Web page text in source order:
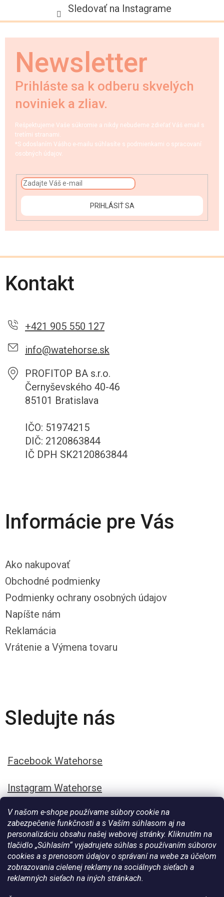
V našom e-shope používame súbory cookie na
zabezpečenie funkčnosti a s Vaším súhlasom aj na
personalizáciu obsahu našej webovej stránky. Kliknutím na
tlačidlo „Súhlasím“ vyjadrujete súhlas s používaním súborov
cookies a s prenosom údajov o správaní na webe za účelom
zobrazovania cielenej reklamy na sociálnych sieťach a
reklamných sieťach na iných stránkach.
Sledovať na Instagrame
Newsletter
Prihláste sa k odberu skvelých
noviniek a zliav.
Rešpektujeme Vaše súkromie a nikdy nebudeme zdieľať Váš email s
tretími stranami.
*S odoslaním Vášho e-mailu súhlasíte s podmienkami o spracovaní
osobných údajov.
PRIHLÁSIŤ SA
Kontakt
+421 905 550 127
info@watehorse.sk
PROFITOP BA s.r.o.
Černyševského 40-46
85101 Bratislava
IČO: 51974215
DIČ: 2120863844
IČ DPH SK2120863844
Informácie pre Vás
Ako nakupovať
Obchodné podmienky
Podmienky ochrany osobných údajov
Napíšte nám
Reklamácia
Vrátenie a Výmena tovaru
Sledujte nás
Facebook Watehorse
Instagram Watehorse